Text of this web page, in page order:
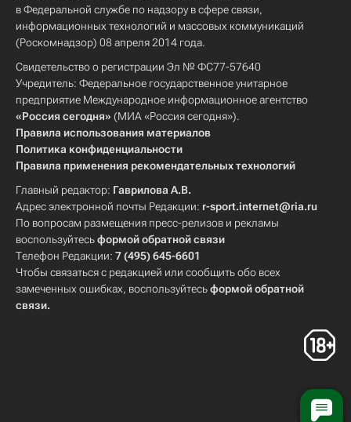
в Федеральной службе по надзору в сфере связи,
информационных технологий и массовых коммуникаций
(Роскомнадзор) 08 апреля 2014 года.
Свидетельство о регистрации Эл № ФС77-57640
Учредитель: Федеральное государственное унитарное
предприятие Международное информационное агентство
«Россия сегодня» (МИА «Россия сегодня»).
Правила использования материалов
Политика конфиденциальности
Правила применения рекомендательных технологий
Главный редактор: Гаврилова А.В.
Адрес электронной почты Редакции: r-sport.internet@ria.ru
По вопросам размещения пресс-релизов и рекламы
воспользуйтесьформой обратной связи
Телефон Редакции: 7 (495) 645-6601
Чтобы связаться с редакцией или сообщить обо всех
замеченных ошибках, воспользуйтесьформой обратной
связи.